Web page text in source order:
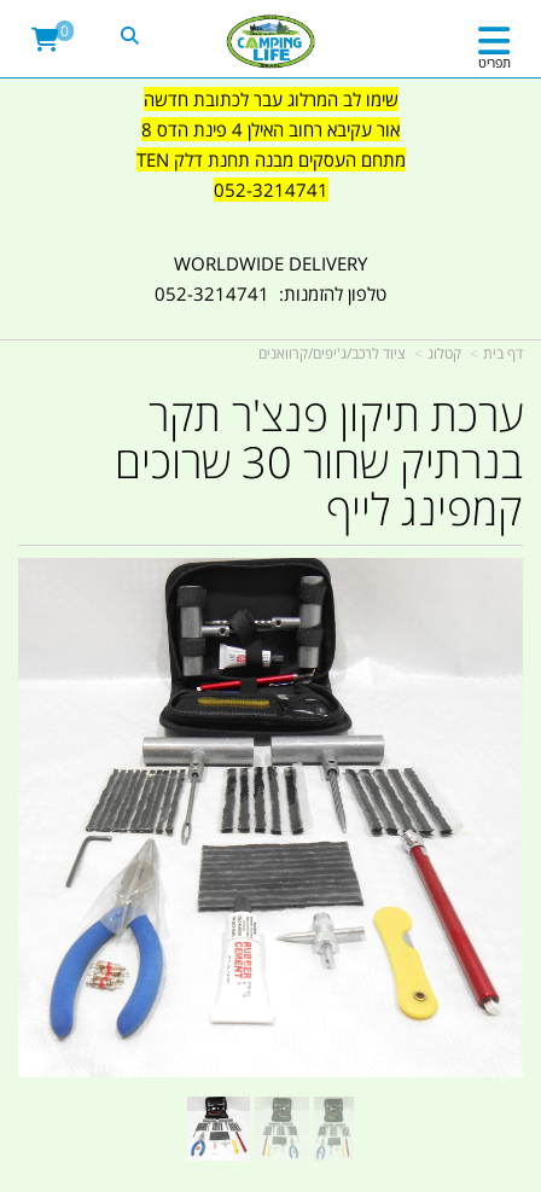
שימו לב המרלוג עבר לכתובת חדשה
אור עקיבא רחוב האילן 4 פינת הדס 8
מתחם העסקים מבנה תחנת דלק TEN
052-3214741
WORLDWIDE DELIVERY
טלפון להזמנות: 052-3214741
תפריט
0
דף בית קטלוג ציוד לרכב/ג'יפים/קרוואנים
ערכת תיקון פנצ'ר תקר
בנרתיק שחור 30 שרוכים
קמפינג לייף